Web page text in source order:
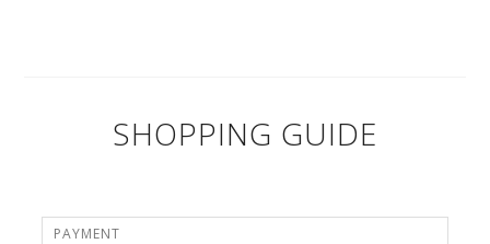
SHOPPING GUIDE
PAYMENT